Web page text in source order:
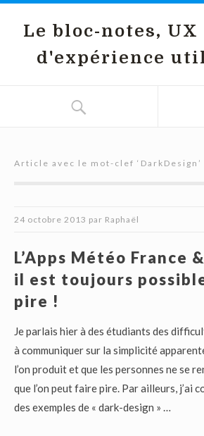
Le bloc-notes, UX
d'expérience
Article avec le mot-clef ‘ DarkDesign ’
24 octobre 2013 par Raphaël
L’Apps Météo France
il est toujours
pire !
Je parlais hier à des étudiants des
à communiquer sur la simplicité
l’on produit et que les personnes ne se
que l’on peut faire pire. Par ailleurs, j’ai
des exemples de « dark-design » …